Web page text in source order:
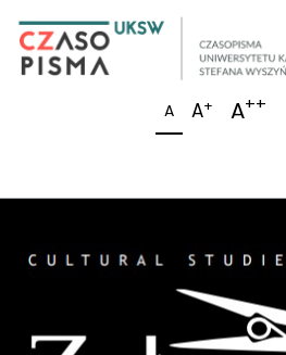
A A+ A++